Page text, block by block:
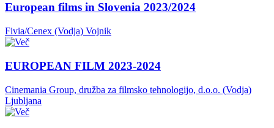
European films in Slovenia 2023/2024
Fivia/Cenex (Vodja) Vojnik
EUROPEAN FILM 2023-2024
Cinemania Group, družba za filmsko tehnologijo, d.o.o. (Vodja)
Ljubljana